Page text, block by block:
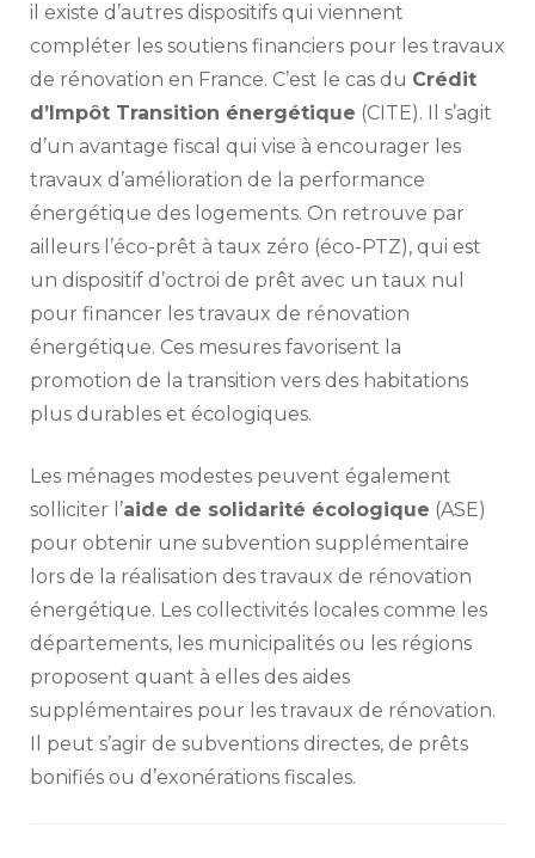
il existe d’autres dispositifs qui viennent
compléter les soutiens financiers pour les travaux
de rénovation en France. C’est le cas du Crédit
d’Impôt Transition énergétique (CITE). Il s’agit
d’un avantage fiscal qui vise à encourager les
travaux d’amélioration de la performance
énergétique des logements. On retrouve par
ailleurs l’éco-prêt à taux zéro (éco-PTZ), qui est
un dispositif d’octroi de prêt avec un taux nul
pour financer les travaux de rénovation
énergétique. Ces mesures favorisent la
promotion de la transition vers des habitations
plus durables et écologiques.
Les ménages modestes peuvent également
solliciter l’aide de solidarité écologique (ASE)
pour obtenir une subvention supplémentaire
lors de la réalisation des travaux de rénovation
énergétique. Les collectivités locales comme les
départements, les municipalités ou les régions
proposent quant à elles des aides
supplémentaires pour les travaux de rénovation.
Il peut s’agir de subventions directes, de prêts
bonifiés ou d’exonérations fiscales.